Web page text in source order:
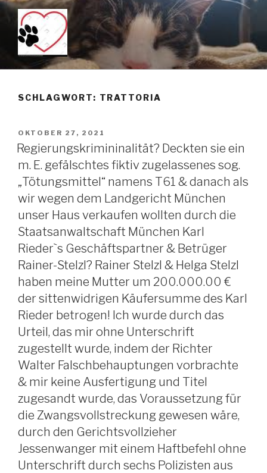
Zum
Inhalt
springen
KEIN TÖTUNGSMITTEL –
MITTEL DER WAHL WENN
REGENBOGENBRÜCKE
SCHICKEN MÖCHTE!!!
Just another WordPress site
SCHLAGWORT: TRATTORIA
VERÖFFENTLICHT
AM
OKTOBER 27, 2021
Regierungskrimininalität? Deckten sie ein
m. E. gefälschtes fiktiv zugelassenes sog.
„Tötungsmittel“ namens T61 & danach als
wir wegen dem Landgericht München
unser Haus verkaufen wollten durch die
Staatsanwaltschaft München Karl
Rieder`s Geschäftspartner & Betrüger
Rainer-Stelzl? Rainer Stelzl & Helga Stelzl
haben meine Mutter um 200.000.00 €
der sittenwidrigen Käufersumme des Karl
Rieder betrogen! Ich wurde durch das
Urteil, das mir ohne Unterschrift
zugestellt wurde, indem der Richter
Walter Falschbehauptungen vorbrachte
& mir keine Ausfertigung und Titel
zugesandt wurde, das Voraussetzung für
die Zwangsvollstreckung gewesen wäre,
durch den Gerichtsvollzieher
Jessenwanger mit einem Haftbefehl ohne
Unterschrift durch sechs Polizisten aus